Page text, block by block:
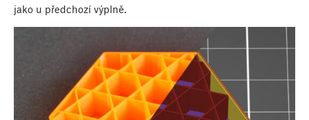
jako u předchozí výplně.